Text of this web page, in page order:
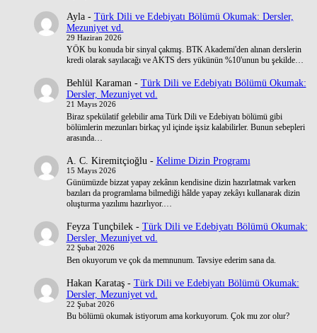
Ayla- Türk Dili ve Edebiyatı Bölümü Okumak: Dersler,
Mezuniyet vd.
29 Haziran 2026
YÖK bu konuda bir sinyal çakmış. BTK Akademi'den alınan derslerin
kredi olarak sayılacağı ve AKTS ders yükünün %10'unun bu şekilde…
Behlül Karaman- Türk Dili ve Edebiyatı Bölümü Okumak:
Dersler, Mezuniyet vd.
21 Mayıs 2026
Biraz spekülatif gelebilir ama Türk Dili ve Edebiyatı bölümü gibi
bölümlerin mezunları birkaç yıl içinde işsiz kalabilirler. Bunun sebepleri
arasında…
A. C. Kiremitçioğlu - Kelime Dizin Programı
15 Mayıs 2026
Günümüzde bizzat yapay zekânın kendisine dizin hazırlatmak varken
bazıları da programlama bilmediği hâlde yapay zekâyı kullanarak dizin
oluşturma yazılımı hazırlıyor.…
Feyza Tunçbilek- Türk Dili ve Edebiyatı Bölümü Okumak:
Dersler, Mezuniyet vd.
22 Şubat 2026
Ben okuyorum ve çok da memnunum. Tavsiye ederim sana da.
Hakan Karataş- Türk Dili ve Edebiyatı Bölümü Okumak:
Dersler, Mezuniyet vd.
22 Şubat 2026
Bu bölümü okumak istiyorum ama korkuyorum. Çok mu zor olur?